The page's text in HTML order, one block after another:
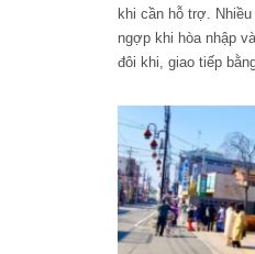
khi cần hỗ trợ.
ngợp khi hòa nhập
đôi khi, giao tiếp